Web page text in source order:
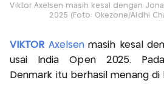
Viktor Axelsen masih kesal dengan
2025 (Foto: Okezone/Aldhi
VIKTOR Axelsen masih kesal
usai India Open 2025.
Denmark itu berhasil menang di